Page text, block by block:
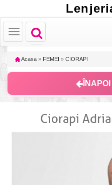
Toggle
navigation
Toggle
navigation
Acasa » FEMEI » CIORAPI
Ciorapi